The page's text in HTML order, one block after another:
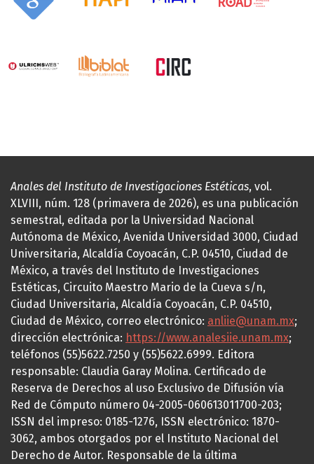
Anales del Instituto de Investigaciones Estéticas, vol.
XLVIII, núm. 128 (primavera de 2026), es una publicación
semestral, editada por la Universidad Nacional
Autónoma de México, Avenida Universidad 3000, Ciudad
Universitaria, Alcaldía Coyoacán, C.P. 04510, Ciudad de
México, a través del Instituto de Investigaciones
Estéticas, Circuito Maestro Mario de la Cueva s/n,
Ciudad Universitaria, Alcaldía Coyoacán, C.P. 04510,
Ciudad de México, correo electrónico: anliie@unam.mx;
dirección electrónica: https://www.analesiie.unam.mx;
teléfonos (55)5622.7250 y (55)5622.6999. Editora
responsable: Claudia Garay Molina. Certificado de
Reserva de Derechos al uso Exclusivo de Difusión vía
Red de Cómputo número 04-2005-060613011700-203;
ISSN del impreso: 0185-1276, ISSN electrónico: 1870-
3062, ambos otorgados por el Instituto Nacional del
Derecho de Autor. Responsable de la última